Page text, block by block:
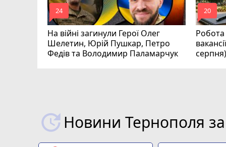
На війні загинули Герої Олег
Шелетин, Юрій Пушкар, Петро
Федів та Володимир Паламарчук
mode_comment
24
Робота
серпня)
mode_comment
20
Новини Тернополя за